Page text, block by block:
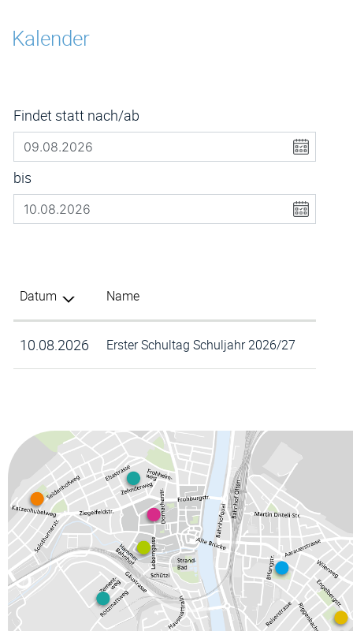
Kalender
Findet statt nach/ab
bis
Datum Name
10.08.2026 Erster Schultag Schuljahr 2026/27